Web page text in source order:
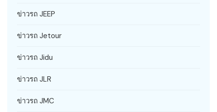
ข่าวรถ JEEP
ข่าวรถ Jetour
ข่าวรถ Jidu
ข่าวรถ JLR
ข่าวรถ JMC